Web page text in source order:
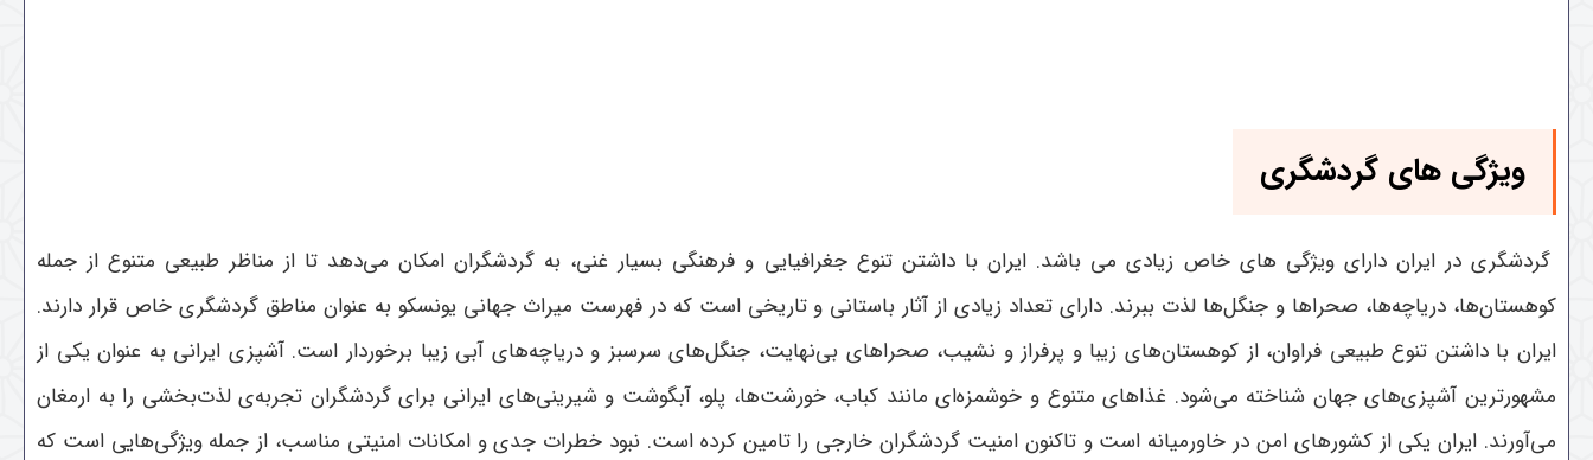
ویژگی های گردشگری
گردشگری در ایران دارای ویژگی های خاص زیادی می باشد. ایران با داشتن تنوع جغرافیایی و فرهنگی بسیار غنی، به گردشگران امکان می‌دهد تا از مناظر طبیعی متنوع از جمله
کوهستان‌ها، دریاچه‌ها، صحراها و جنگل‌ها لذت ببرند. دارای تعداد زیادی از آثار باستانی و تاریخی است که در فهرست میراث جهانی یونسکو به عنوان مناطق گردشگری خاص قرار دارند.
ایران با داشتن تنوع طبیعی فراوان، از کوهستان‌های زیبا و پرفراز و نشیب، صحراهای بی‌نهایت، جنگل‌های سرسبز و دریاچه‌های آبی زیبا برخوردار است. آشپزی ایرانی به عنوان یکی از
مشهورترین آشپزی‌های جهان شناخته می‌شود. غذاهای متنوع و خوشمزه‌ای مانند کباب، خورشت‌ها، پلو، آبگوشت و شیرینی‌های ایرانی برای گردشگران تجربه‌ی لذت‌بخشی را به ارمغان
می‌آورند. ایران یکی از کشورهای امن در خاورمیانه است و تاکنون امنیت گردشگران خارجی را تامین کرده است. نبود خطرات جدی و امکانات امنیتی مناسب، از جمله ویژگی‌هایی است که